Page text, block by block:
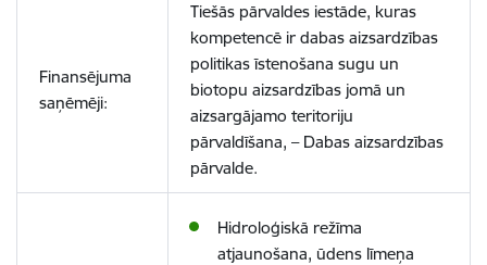
Finansējuma
saņēmēji:
Tiešās pārvaldes iestāde, kuras
kompetencē ir dabas aizsardzības
politikas īstenošana sugu un
biotopu aizsardzības jomā un
aizsargājamo teritoriju
pārvaldīšana, – Dabas aizsardzības
pārvalde.
Hidroloģiskā režīma
atjaunošana, ūdens līmeņa